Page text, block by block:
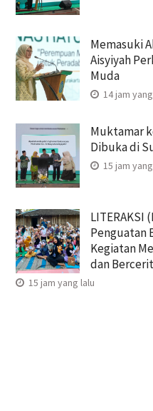
Memasuki
Aisyiyah
Muda
14 jam
Muktamar
Dibuka di
15 jam
Penguatan
Kegiatan
dan
15 jam yang lalu